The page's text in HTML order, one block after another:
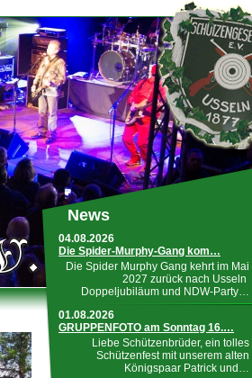
News
04.08.2026
Die Spider-Murphy-Gang kom…
Die Spider Murphy Gang kehrt im Mai
2027 zurück nach Usseln
Doppeljubiläum und NDW-Party…
01.08.2026
GRUPPENFOTO am Sonntag 16.…
Liebe Schützenbrüder, ein tolles
Schützenfest mit unserem alten
Königspaar Patrick und…